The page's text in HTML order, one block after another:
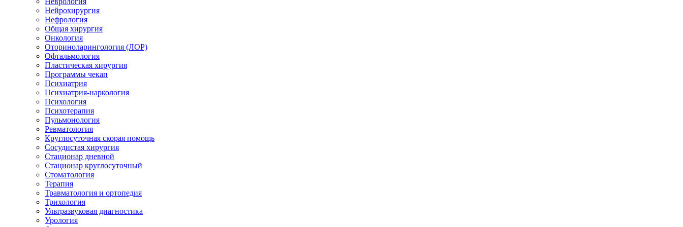
Нейрохирургия
Нефрология
Общая хирургия
Онкология
Оториноларингология (ЛОР)
Офтальмология
Пластическая хирургия
Программы чекап
Психиатрия
Психиатрия-наркология
Психология
Психотерапия
Пульмонология
Ревматология
Круглосуточная скорая помощь
Сосудистая хирургия
Стационар дневной
Стационар круглосуточный
Стоматология
Терапия
Травматология и ортопедия
Трихология
Ультразвуковая диагностика
Урология